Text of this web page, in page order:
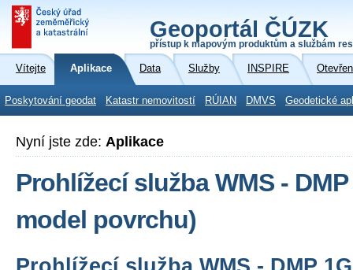
Geoportál ČÚZK
přístup k mapovým produktům a službám
Vítejte Aplikace Data Služby INSPIRE
Poskytování geodat Katastr nemovitostí RÚIAN DMVS Geodetické
Nyní jste zde: Aplikace
Prohlížecí služba WMS -
model povrchu)